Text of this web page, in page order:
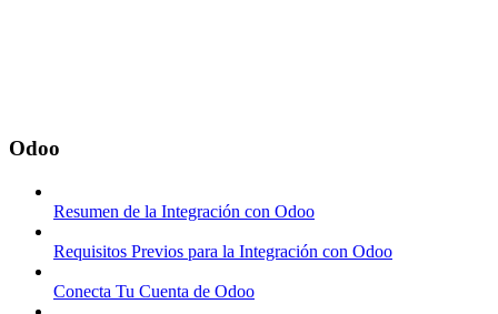
Odoo
Resumen de la Integración con Odoo
Requisitos Previos para la Integración con Odoo
Conecta Tu Cuenta de Odoo